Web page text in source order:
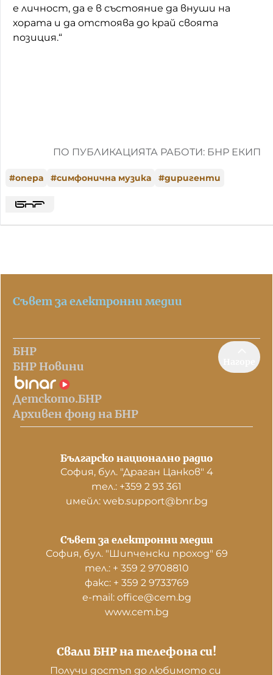
е личност, да е в състояние да внуши на
хората и да отстоява до край своята
позиция.“
ПО ПУБЛИКАЦИЯТА РАБОТИ: БНР ЕКИП
#опера #симфонична музика #диригенти
Съвет за електронни медии
БНР
БНР Новини
Детското.БНР
Архивен фонд на БНР
Българско национално радио
София, бул. "Драган Цанков" 4
тел.: +359 2 93 361
имейл: web.support@bnr.bg
Свали БНР на телефона си!
Получи достъп до любимото си
Съвет за електронни медии
София, бул. "Шипченски проход" 69
тел.: + 359 2 9708810
факс: + 359 2 9733769
е-mail: office@cem.bg
www.cem.bg